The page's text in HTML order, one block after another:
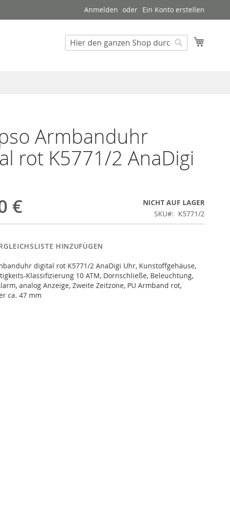
Anmelden Ein Konto erstellen
Suche
Armbanduhr
rot K5771/2 AnaDigi
€
NICHT AUF LAGER
SKU
K5771/2
HINZUFÜGEN
digital rot K5771/2 AnaDigi Uhr, Kunstoffgehäuse,
Klassifizierung 10 ATM, Dornschließe, Beleuchtung,
analog Anzeige, Zweite Zeitzone, PU Armband rot,
ca. 47 mm